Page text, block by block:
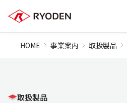
HOME 事業案内 取扱製品
取扱製品